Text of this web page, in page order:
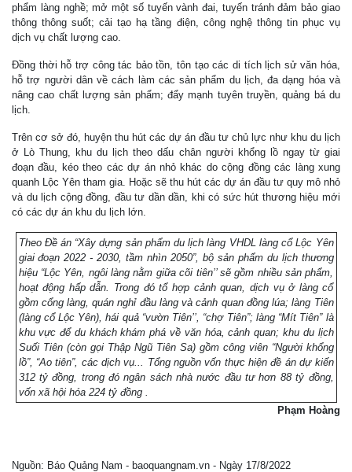
phẩm làng nghề; mở một số tuyến vành đai, tuyến tránh đảm bảo giao
thông thông suốt; cải tạo hạ tầng điện, công nghệ thông tin phục vụ
dịch vụ chất lượng cao.
Đồng thời hỗ trợ công tác bảo tồn, tôn tạo các di tích lịch sử văn hóa,
hỗ trợ người dân về cách làm các sản phẩm du lịch, đa dạng hóa và
nâng cao chất lượng sản phẩm; đẩy mạnh tuyên truyền, quảng bá du
lịch.
Trên cơ sở đó, huyện thu hút các dự án đầu tư chủ lực như khu du lịch
ở Lò Thung, khu du lịch theo dấu chân người khổng lồ ngay từ giai
đoạn đầu, kéo theo các dự án nhỏ khác do cộng đồng các làng xung
quanh Lộc Yên tham gia. Hoặc sẽ thu hút các dự án đầu tư quy mô nhỏ
và du lịch cộng đồng, đầu tư dần dần, khi có sức hút thương hiệu mới
có các dự án khu du lịch lớn.
Theo Đề án “Xây dựng sản phẩm du lịch làng VHDL làng cổ Lộc Yên
giai đoạn 2022 - 2030, tầm nhìn 2050”, bộ sản phẩm du lịch thương
hiệu “Lộc Yên, ngôi làng nằm giữa cõi tiên’’ sẽ gồm nhiều sản phẩm,
hoạt động hấp dẫn. Trong đó tổ hợp cảnh quan, dịch vụ ở làng cổ
gồm cổng làng, quán nghỉ đầu làng và cảnh quan đồng lúa; làng Tiên
(làng cổ Lộc Yên), hái quả “vườn Tiên’’, “chợ Tiên”; làng “Mít Tiên” là
khu vực để du khách khám phá về văn hóa, cảnh quan; khu du lịch
Suối Tiên (còn gọi Thập Ngũ Tiên Sa) gồm công viên “Người khổng
lồ”, “Ao tiên”, các dịch vụ... Tổng nguồn vốn thực hiện đề án dự kiến
312 tỷ đồng, trong đó ngân sách nhà nước đầu tư hơn 88 tỷ đồng,
vốn xã hội hóa 224 tỷ đồng .
Phạm Hoàng
Nguồn: Báo Quảng Nam - baoquangnam.vn - Ngày 17/8/2022